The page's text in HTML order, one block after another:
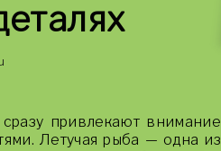
привлекают внимание
Летучая рыба — одна из